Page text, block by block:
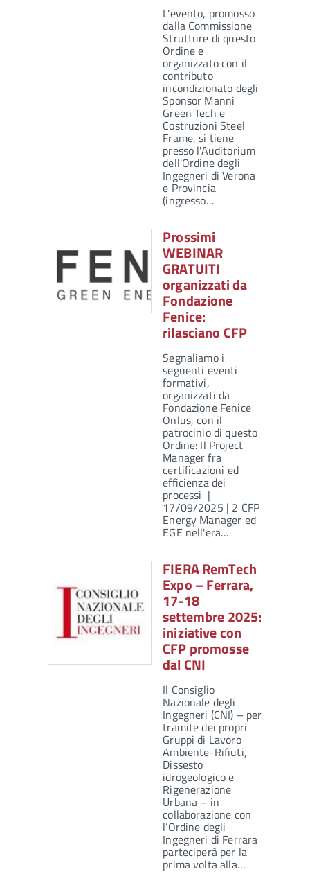
L'evento, promosso
dalla Commissione
Strutture di questo
Ordine e
organizzato con il
contributo
incondizionato degli
Sponsor Manni
Green Tech e
Costruzioni Steel
Frame, si tiene
presso l'Auditorium
dell'Ordine degli
Ingegneri di Verona
e Provincia
(ingresso…
Prossimi
WEBINAR
GRATUITI
organizzati da
Fondazione
Fenice:
rilasciano CFP
Segnaliamo i
seguenti eventi
formativi,
organizzati da
Fondazione Fenice
Onlus, con il
patrocinio di questo
Ordine: Il Project
Manager fra
certificazioni ed
efficienza dei
processi |
17/09/2025 | 2 CFP
Energy Manager ed
EGE nell'era…
FIERA RemTech
Expo – Ferrara,
17-18
settembre 2025:
iniziative con
CFP promosse
dal CNI
Il Consiglio
Nazionale degli
Ingegneri (CNI) – per
tramite dei propri
Gruppi di Lavoro
Ambiente-Rifiuti,
Dissesto
idrogeologico e
Rigenerazione
Urbana – in
collaborazione con
l’Ordine degli
Ingegneri di Ferrara
parteciperà per la
prima volta alla…